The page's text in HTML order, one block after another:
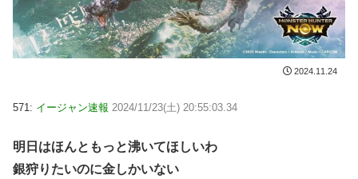
2024.11.24
571: イージャン速報 2024/11/23(土) 20:55:03.34
明日はほんともっと沸いてほしいわ
銀狩りたいのに金しかいない